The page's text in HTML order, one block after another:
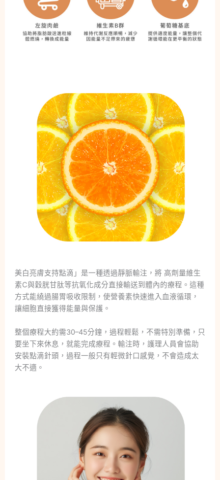
美白亮膚支持點滴」是一種透過靜脈輸注，將 高劑量維生
素C與穀胱甘肽等抗氧化成分直接輸送到體內的療程。這種
方式能繞過腸胃吸收限制，使營養素快速進入血液循環，
讓細胞直接獲得能量與保護。
整個療程大約需30–45分鐘，過程輕鬆，不需特別準備，只
要坐下來休息，就能完成療程。輸注時，護理人員會協助
安裝點滴針頭，過程一般只有輕微針口感覺，不會造成太
大不適。